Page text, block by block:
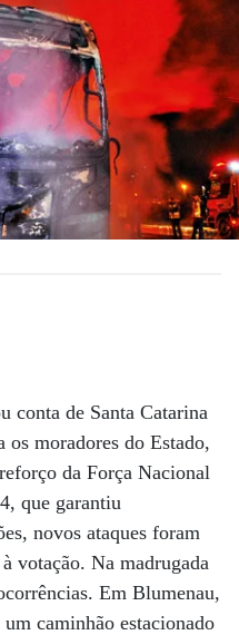
conta de Santa Catarina
os moradores do Estado,
da Força Nacional
que garantiu
novos ataques foram
votação. Na madrugada
Em Blumenau,
caminhão estacionado